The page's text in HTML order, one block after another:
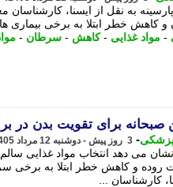
به نقل از ایسنا، کارشناسان
کاهش خطر ابتلا به برخی بیماری
- مواد غذایی -کاهش - سرطان -
صبحانه برای تقویت بدن در
- 3 روز پیش - دوشنبه 12 مرداد 1405، 06:33
می دهد انتخاب مواد غذایی
روده و کاهش خطر ابتلا به برخی
کارشناسان ...